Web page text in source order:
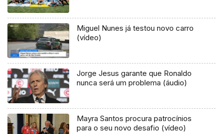
Miguel Nunes já testou novo carro
(vídeo)
Jorge Jesus garante que Ronaldo
nunca será um problema (áudio)
Mayra Santos procura patrocínios
para o seu novo desafio (vídeo)